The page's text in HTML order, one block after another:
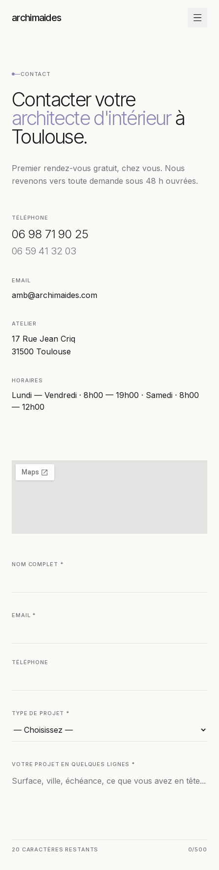
archimaides
—CONTACT
Contacter votre
architecte d'intérieurà
Toulouse.
Premier rendez-vous gratuit, chez vous. Nous
revenons vers toute demande sous 48 h ouvrées.
TÉLÉPHONE
06 98 71 90 25
06 59 41 32 03
EMAIL
amb@archimaides.com
ATELIER
17 Rue Jean Criq
31500 Toulouse
HORAIRES
Lundi — Vendredi · 8h00 — 19h00 · Samedi · 8h00
— 12h00
NOM COMPLET *
EMAIL *
TÉLÉPHONE
TYPE DE PROJET *
VOTRE PROJET EN QUELQUES LIGNES *
20 CARACTÈRES RESTANTS 0/500